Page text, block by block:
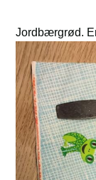
Jordbærgrød.